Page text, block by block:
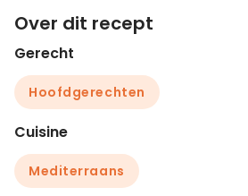
Over dit recept
Gerecht
Hoofdgerechten
Cuisine
Mediterraans